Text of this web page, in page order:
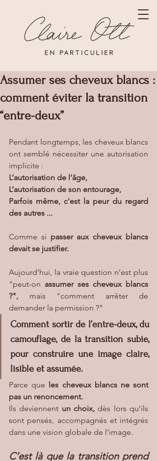
Assumer ses cheveux blancs​ :
comment éviter la transition
“entre-deux”
Pendant longtemps, les cheveux blancs
ont semblé nécessiter une autorisation
implicite :
L’autorisation de l’âge,
L’autorisation de son entourage,
Parfois même, c'est la peur du regard
des autres ...
Comme si passer aux cheveux blancs
devait se justifier.
Aujourd’hui, la vraie question n’est plus
"peut-on assumer ses cheveux blancs
?", mais "comment arrêter de
demander la permission ?"
Comment sortir de l’entre-deux, du
camouflage, de la transition subie,
pour construire une image claire,
lisible et assumée.
Parce que les cheveux blancs ne sont
pas un renoncement.
Ils deviennent un choix, dès lors qu’ils
sont pensés, accompagnés et intégrés
dans une vision globale de l’image.
C’est là que la transition prend